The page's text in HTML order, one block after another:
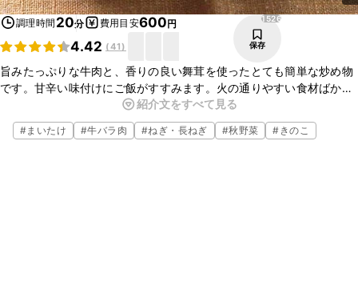
調理時間 20分 費用目安600円
4.42 (41)
1526
保存
旨みたっぷりな牛肉と、香りの良い舞茸を使ったとても簡単な炒め物
です。甘辛い味付けにご飯がすすみます。火の通りやすい食材ばかり
なので、さっと短時間で作れます。時間のない日やもう一品欲しい時
におすすめですよ。
紹介文をすべて見る
#まいたけ #牛バラ肉 #ねぎ・長ねぎ #秋野菜 # きのこ